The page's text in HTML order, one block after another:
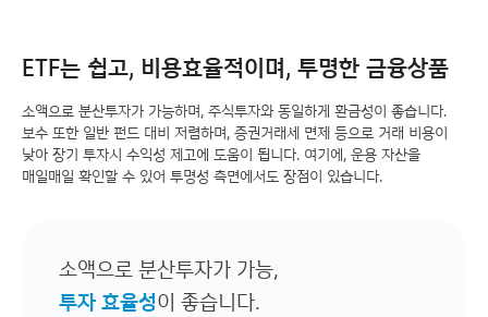
ETF는 쉽고, 비용효율적이며, 투명한 금융상품
소액으로 분산투자가 가능하며, 주식투자와 동일하게 환금성이 좋습니다.
보수 또한 일반 펀드 대비 저렴하며, 증권거래세 면제 등으로 거래 비용이
낮아 장기 투자시 수익성 제고에 도움이 됩니다. 여기에, 운용 자산을
매일매일 확인할 수 있어 투명성 측면에서도 장점이 있습니다.
소액으로 분산투자가 가능,
투자 효율성이 좋습니다.